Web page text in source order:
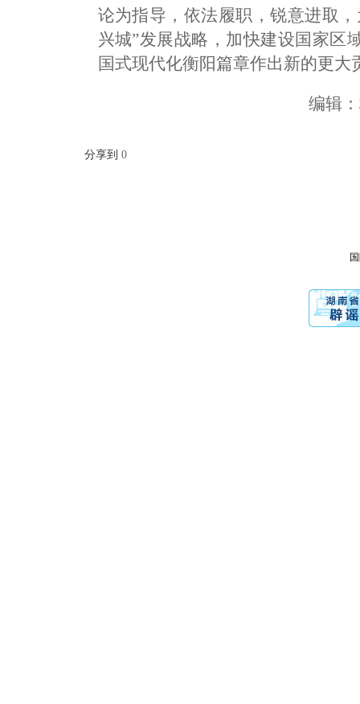
论为指导，依法履职，锐意进取
兴城”发展战略，加快建设国家区
国式现代化衡阳篇章作出新的更大
编辑
分享到 0